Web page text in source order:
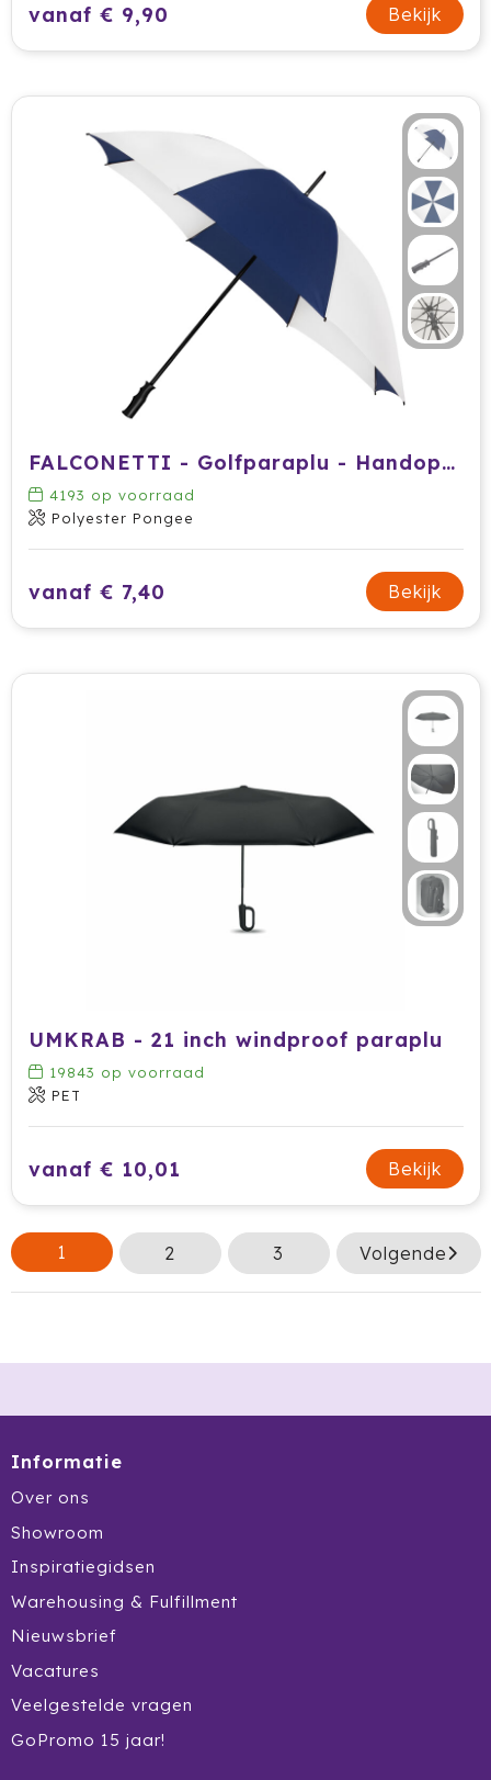
vanaf € 9,90 Bekijk
FALCONETTI - Golfparaplu - Handopening - Windproof - 125 cm
4193 op voorraad
Polyester Pongee
vanaf € 7,40 Bekijk
UMKRAB - 21 inch windproof paraplu
19843 op voorraad
PET
vanaf € 10,01 Bekijk
1 2 3 Volgende
Informatie
Over ons
Showroom
Inspiratiegidsen
Warehousing & Fulfillment
Nieuwsbrief
Vacatures
Veelgestelde vragen
GoPromo 15 jaar!